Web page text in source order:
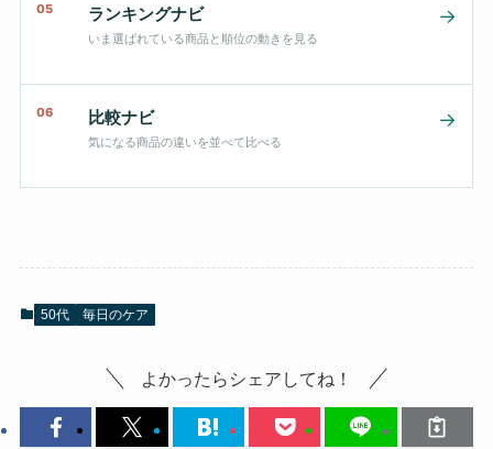
05 ランキングナビ
いま選ばれている商品と順位の動きを見る
→
06 比較ナビ
気になる商品の違いを並べて比べる
→
50代 毎日のケア
よかったらシェアしてね！